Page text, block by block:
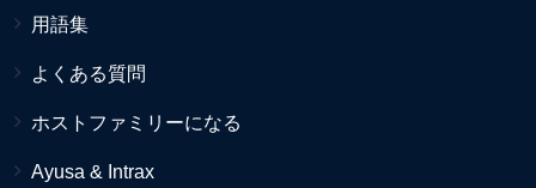
用語集
よくある質問
ホストファミリーになる
Ayusa & Intrax